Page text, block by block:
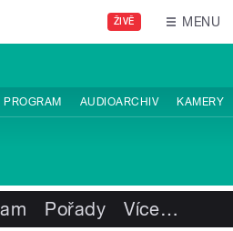
ŽIVĚ MENU
PROGRAM AUDIOARCHIV KAMERY
Pořady Více…